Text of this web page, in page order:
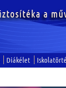
Diákélet